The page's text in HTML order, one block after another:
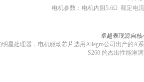
电机参数：电机内阻 5.6Ω 额定电
卓越表现源自
明星处理器，电机驱动芯片选用Allegro公司出产的A
S260 的杰出性能淋